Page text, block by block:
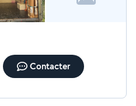
Contacter